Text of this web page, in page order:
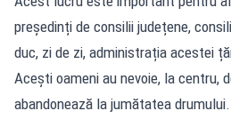
președinți de consilii județene,
duc, zi de zi, administrația acestei
Acești oameni au nevoie, la centru,
abandonează la jumătatea drumului.